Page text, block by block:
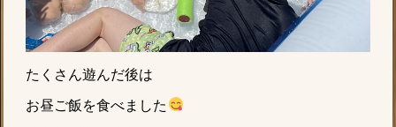
たくさん遊んだ後は
お昼ご飯を食べました